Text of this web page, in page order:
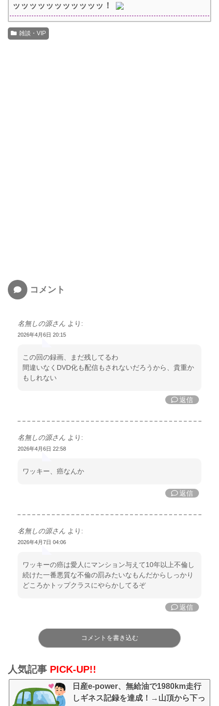
ッッッッッッッッッッッ！
雑談・VIP
コメント
名無しの源さん より:
2026年4月6日 20:15
この回の録画、まだ残してるわ
間違いなくDVD化も配信もされないだろうから、貴重か
もしれない
返信
名無しの源さん より:
2026年4月6日 22:58
ワッキー、癌なんか
返信
名無しの源さん より:
2026年4月7日 04:06
ワッキーの癌は愛人にマンション与えて10年以上不倫し
続けた一番悪質な不倫の罰みたいなもんだからしっかり
どころかトップクラスにやらかしてるぞ
返信
コメントを書き込む
人気記事 PICK-UP!!
日産e-power、無給油で1980km走行
しギネス記録を達成！→山頂から下っ